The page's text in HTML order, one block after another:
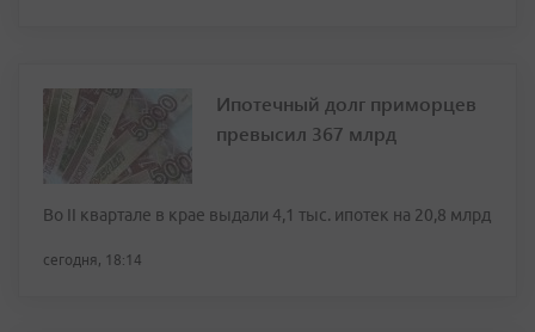
Ипотечный долг приморцев
превысил 367 млрд
Во II квартале в крае выдали 4,1 тыс. ипотек на 20,8 млрд
сегодня, 18:14